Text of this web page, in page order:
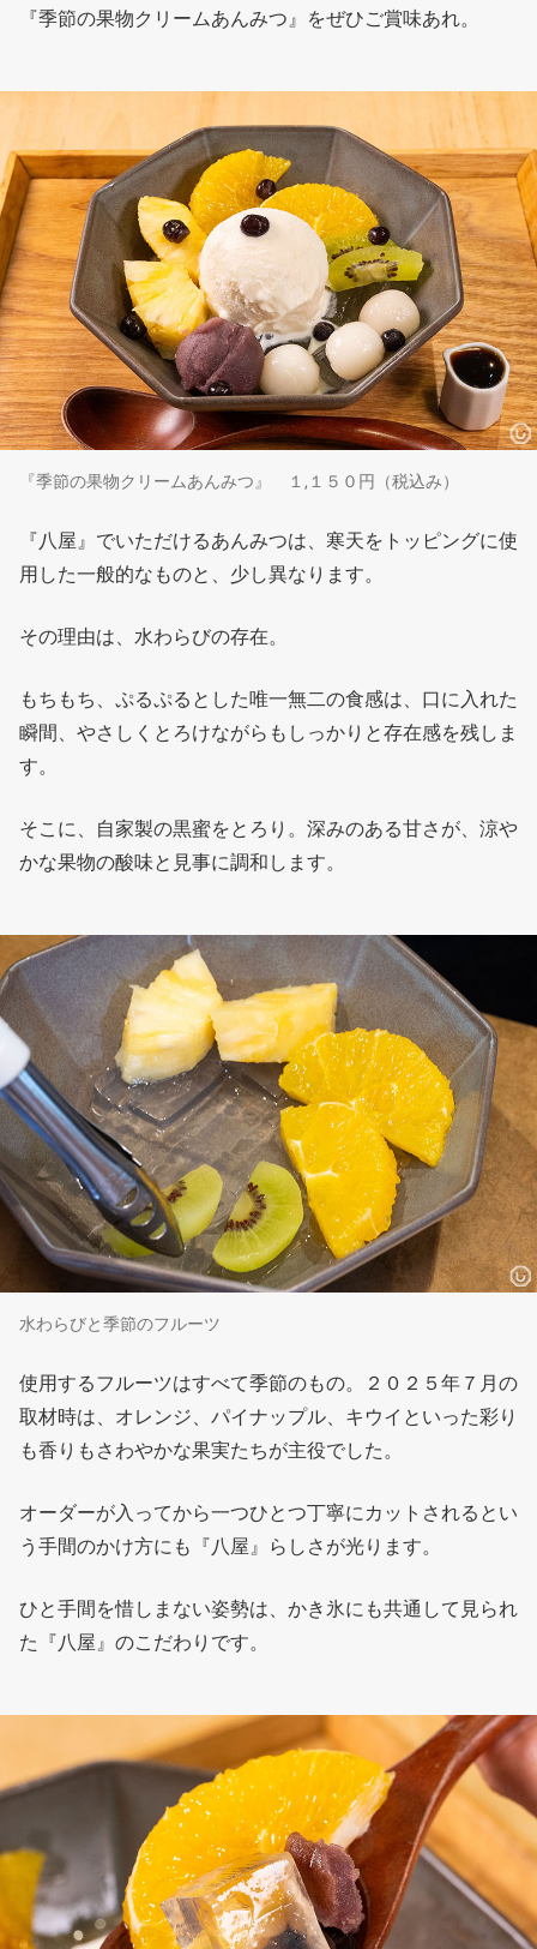
『季節の果物クリームあんみつ』をぜひご賞味あれ。
『季節の果物クリームあんみつ』 １,１５０円（税込み）
『八屋』でいただけるあんみつは、寒天をトッピングに使
用した一般的なものと、少し異なります。
その理由は、水わらびの存在。
もちもち、ぷるぷるとした唯一無二の食感は、口に入れた
瞬間、やさしくとろけながらもしっかりと存在感を残しま
す。
そこに、自家製の黒蜜をとろり。深みのある甘さが、涼や
かな果物の酸味と見事に調和します。
水わらびと季節のフルーツ
使用するフルーツはすべて季節のもの。２０２５年７月の
取材時は、オレンジ、パイナップル、キウイといった彩り
も香りもさわやかな果実たちが主役でした。
オーダーが入ってから一つひとつ丁寧にカットされるとい
う手間のかけ方にも『八屋』らしさが光ります。
ひと手間を惜しまない姿勢は、かき氷にも共通して見られ
た『八屋』のこだわりです。